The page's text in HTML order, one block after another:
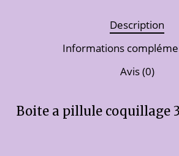
Description
Informations
Avis (0)
Boite a pillule coquillage 3